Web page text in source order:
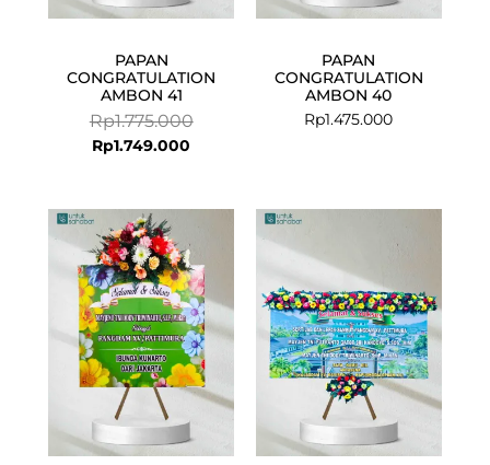
PAPAN
CONGRATULATION
AMBON 41
Rp1.775.000
Rp1.749.000
PAPAN
CONGRATULATION
AMBON 40
Rp1.475.000